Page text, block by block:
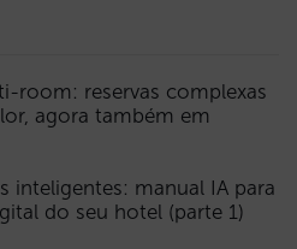
room: reservas complexas
agora também em
inteligentes: manual IA para
do seu hotel (parte 1)